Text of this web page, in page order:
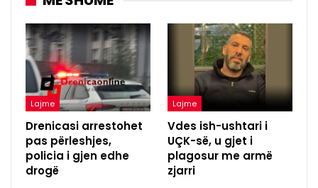
Lajme
Drenicasi arrestohet
pas përleshjes,
policia i gjen edhe
drogë
Lajme
Vdes ish-ushtari i
UÇK-së, u gjet i
plagosur me armë
zjarri